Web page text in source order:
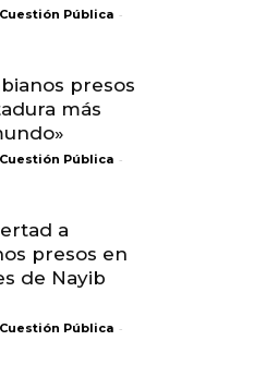
Cuestión Pública -
presos
más
Cuestión Pública -
a
presos en
de Nayib
Cuestión Pública -